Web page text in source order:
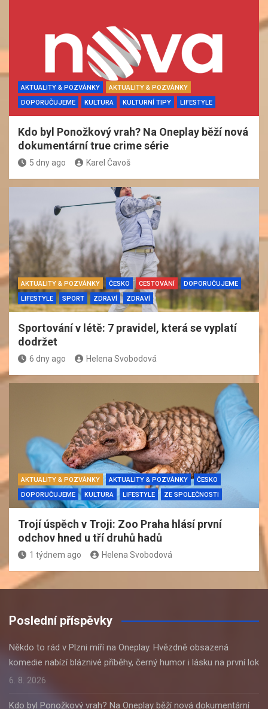
AKTUALITY & POZVÁNKY
AKTUALITY & POZVÁNKY
DOPORUČUJEME
KULTURA KULTURNÍ TIPY LIFESTYLE
Kdo byl Ponožkový vrah? Na Oneplay běží nová
dokumentární true crime série
5 dny ago Karel Čavoš
AKTUALITY & POZVÁNKY ČESKO CESTOVÁNÍ
DOPORUČUJEME
LIFESTYLE
SPORT ZDRAVÍ ZDRAVÍ
Sportování v létě: 7 pravidel, která se vyplatí
dodržet
6 dny ago Helena Svobodová
AKTUALITY & POZVÁNKY AKTUALITY & POZVÁNKY
ČESKO
DOPORUČUJEME
KULTURA LIFESTYLE ZE SPOLEČNOSTI
Trojí úspěch v Troji: Zoo Praha hlásí první
odchov hned u tří druhů hadů
1 týdnem ago Helena Svobodová
Poslední příspěvky
Někdo to rád v Plzni míří na Oneplay. Hvězdně obsazená
komedie nabízí bláznivé příběhy, černý humor i lásku na první lok
6. 8. 2026
Kdo byl Ponožkový vrah? Na Oneplay běží nová dokumentární